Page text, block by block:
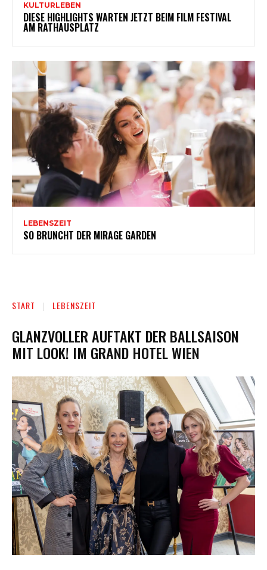
KULTURLEBEN
DIESE HIGHLIGHTS WARTEN JETZT BEIM FILM FESTIVAL
AM RATHAUSPLATZ
LEBENSZEIT
SO BRUNCHT DER MIRAGE GARDEN